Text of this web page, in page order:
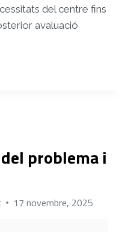
del centre fins
avaluació
problema i
17 novembre, 2025